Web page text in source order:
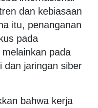
dan kebiasaan
itu, penanganan
pada
pada
dan jaringan siber
bahwa kerja